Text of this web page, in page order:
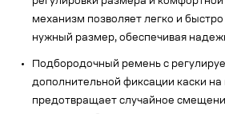
механизм позволяет легко и
нужный размер, обеспечивая
Подбородочный ремень с
дополнительной фиксации каски на
предотвращает случайное